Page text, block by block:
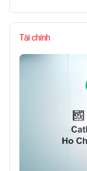
Tài chính